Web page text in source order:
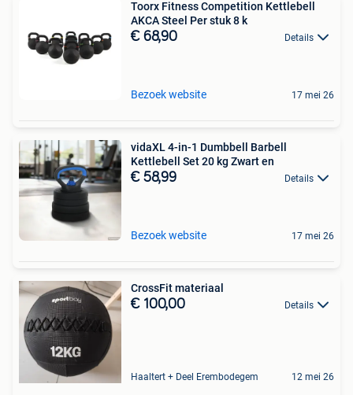
Toorx Fitness Competition Kettlebell
AKCA Steel Per stuk 8 k
€ 68,90 Details
Bezoek website 17 mei 26
vidaXL 4-in-1 Dumbbell Barbell
Kettlebell Set 20 kg Zwart en
€ 58,99 Details
Bezoek website 17 mei 26
CrossFit materiaal
€ 100,00 Details
Haaltert + Deel Erembodegem 12 mei 26